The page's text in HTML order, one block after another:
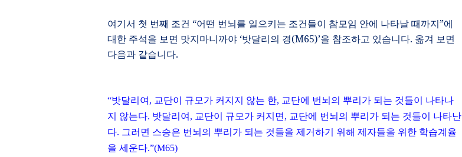
여기서 첫 번째 조건 “어떤 번뇌를 일으키는 조건들이 참모임 안에 나타날 때까지”에
대한 주석을 보면 맛지마니까야 ‘밧달리의 경(M65)’을 참조하고 있습니다. 옮겨 보면
다음과 같습니다.
“밧달리여 , 교단이 규모가 커지지 않는 한, 교단에 번뇌의 뿌리가 되는 것들이 나타나
지 않는다. 밧달리여 , 교단이 규모가 커지면 , 교단에 번뇌의 뿌리가 되는 것들이 나타난
다. 그러면 스승은 번뇌의 뿌리가 되는 것들을 제거하기 위해 제자들을 위한 학습계율
을 세운다.”(M65)